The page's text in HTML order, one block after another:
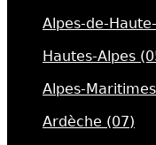
Alpes-de-
Hautes-Alpes
Alpes-
Ardèche (07)